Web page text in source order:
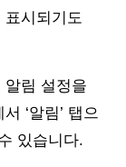
표시되기도
알림 설정을
‘알림’ 탭으
있습니다.